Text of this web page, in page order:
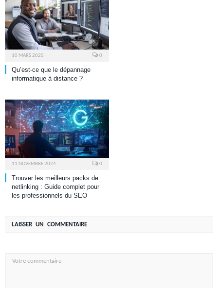
10 MARS 2025 0
Qu’est-ce que le dépannage
informatique à distance ?
11 NOVEMBRE 2024 0
Trouver les meilleurs packs de
netlinking : Guide complet pour
les professionnels du SEO
LAISSER UN COMMENTAIRE